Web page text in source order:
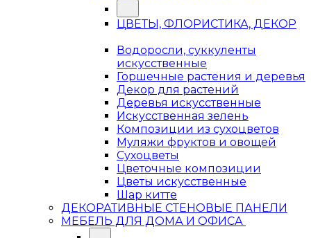
ЦВЕТЫ, ФЛОРИСТИКА, ДЕКОР
Водоросли, суккуленты
искусственные
Горшечные растения и деревья
Декор для растений
Деревья искусственные
Искусственная зелень
Композиции из сухоцветов
Муляжи фруктов и овощей
Сухоцветы
Цветочные композиции
Цветы искусственные
Шар китте
ДЕКОРАТИВНЫЕ СТЕНОВЫЕ ПАНЕЛИ
МЕБЕЛЬ ДЛЯ ДОМА И ОФИСА